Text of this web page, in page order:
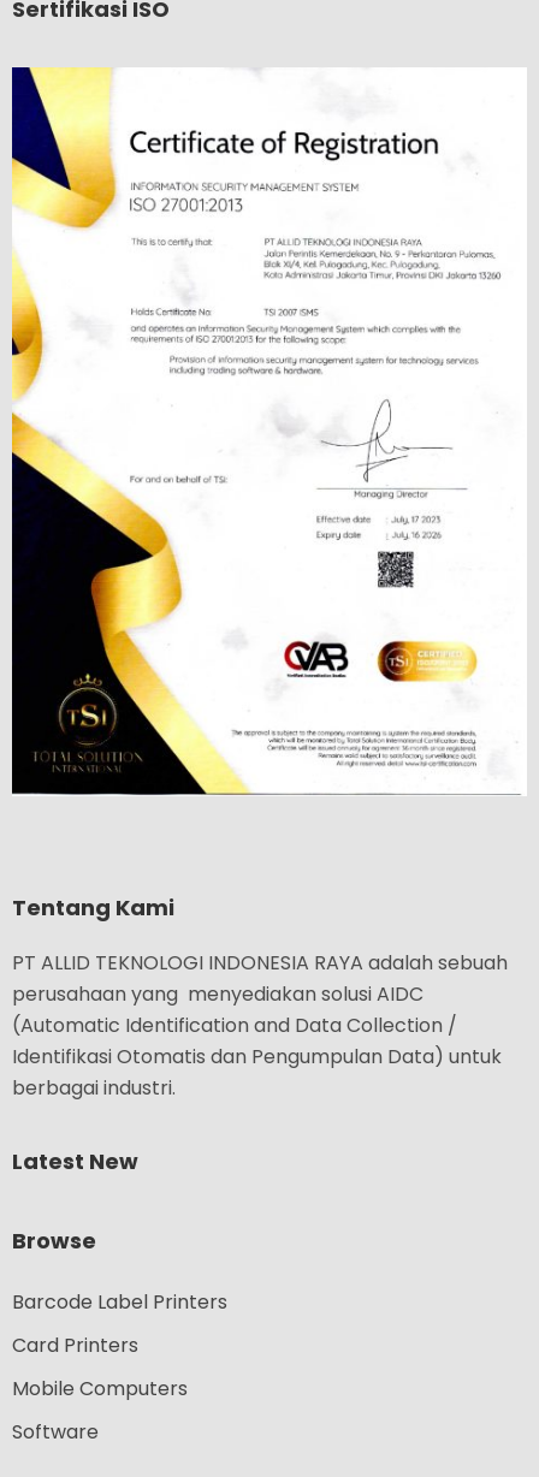
Sertifikasi ISO
Tentang Kami
PT ALLID TEKNOLOGI INDONESIA RAYA adalah sebuah
perusahaan yang menyediakan solusi AIDC
(Automatic Identification and Data Collection /
Identifikasi Otomatis dan Pengumpulan Data) untuk
berbagai industri.
Latest New
Browse
Barcode Label Printers
Card Printers
Mobile Computers
Software